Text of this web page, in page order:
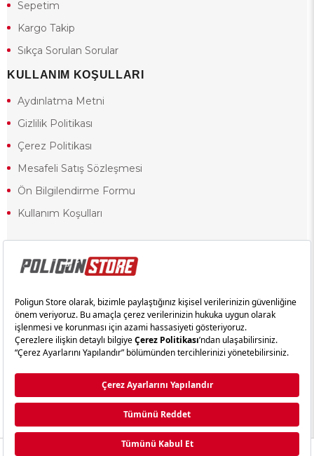
Sepetim
Kargo Takip
Sıkça Sorulan Sorular
KULLANIM KOŞULLARI
Aydınlatma Metni
Gizlilik Politikası
Çerez Politikası
Mesafeli Satış Sözleşmesi
Ön Bilgilendirme Formu
Kullanım Koşulları
18 yaşından küçük olduğunuz halde siteye girerseniz ve mesafeli satış
kısıtlamalardan dolayı oluşabilecek herhangi bir durumda doğacak yasal
sorumluluk ve yükümlülükler tamamen tarafınıza ait olacak ve cezai
Yasa gereği 18 yaşından küçük olanların sitemizi görüntülemesi ve
alışveriş yapmaları yasaktır. Konuyla ilgili olarak site kullanım
sözleşmemimizi okuyabilirsiniz.
Ticimax Tarafından Hazırlanmıştır.